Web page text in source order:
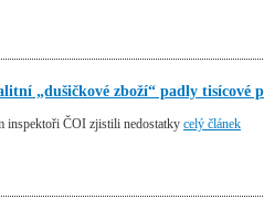
„dušičkové zboží“ padly tisícové
inspektoři ČOI zjistili nedostatky celý článek